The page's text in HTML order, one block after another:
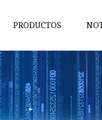
PRODUCTOS
Bomba de engranajes
Para bomba de
Marzocchi
Para bomba de